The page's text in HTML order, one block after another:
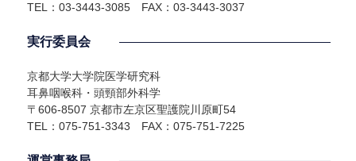
TEL：03-3443-3085 FAX：03-3443-3037
実行委員会
京都大学大学院医学研究科
耳鼻咽喉科・頭頸部外科学
〒606-8507 京都市左京区聖護院川原町54
TEL：075-751-3343 FAX：075-751-7225